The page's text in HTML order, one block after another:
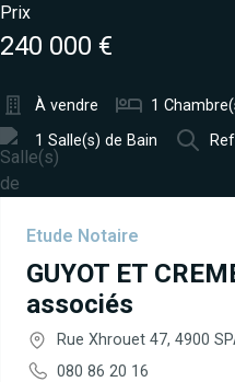
Prix
240 000 €
À vendre 1
1 Salle(s) de Bain
Etude Notaire
GUYOT ET
associés
Rue Xhrouet 47, 4900
080 86 20 16